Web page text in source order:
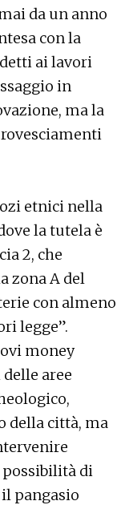
da un anno
con la
ai lavori
in
ma la
etnici nella
la tutela è
2, che
zona A del
con almeno
legge”.
money
aree
della città, ma
possibilità di
pangasio